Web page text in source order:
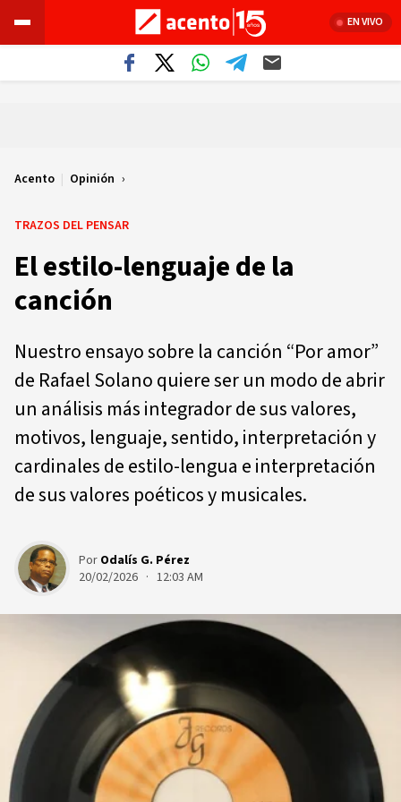
EN VIVO
Acento | Opinión
TRAZOS DEL PENSAR
El estilo-lenguaje de la
canción
Nuestro ensayo sobre la canción “Por amor”
de Rafael Solano quiere ser un modo de abrir
un análisis más integrador de sus valores,
motivos, lenguaje, sentido, interpretación y
cardinales de estilo-lengua e interpretación
de sus valores poéticos y musicales.
Por Odalís G. Pérez
20/02/2026 · 12:03 AM